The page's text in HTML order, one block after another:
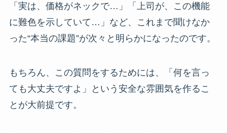
「実は、価格がネックで…」「上司が、この機能
に難色を示していて…」など、これまで聞けなか
った“本当の課題”が次々と明らかになったのです。
もちろん、この質問をするためには、「何を言っ
ても大丈夫ですよ」という安全な雰囲気を作るこ
とが大前提です。